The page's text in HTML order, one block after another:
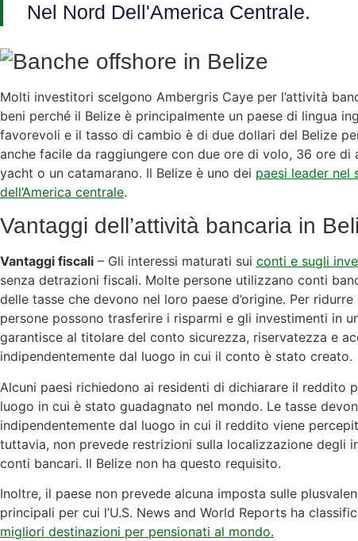
Nel Nord Dell'America Centrale.
Molti investitori scelgono Ambergris Caye per l’attività
beni perché il Belize è principalmente un paese di lingua
favorevoli e il tasso di cambio è di due dollari del Belize
anche facile da raggiungere con due ore di volo, 36 ore di
yacht o un catamarano. Il Belize è uno dei paesi leader nel
dell’America centrale.
Vantaggi dell’attività bancaria in
Vantaggi fiscali – Gli interessi maturati sui conti e sugli
senza detrazioni fiscali. Molte persone utilizzano conti
delle tasse che devono nel loro paese d’origine. Per
persone possono trasferire i risparmi e gli investimenti in
garantisce al titolare del conto sicurezza, riservatezza e
indipendentemente dal luogo in cui il conto è stato creato.
Alcuni paesi richiedono ai residenti di dichiarare il reddito
luogo in cui è stato guadagnato nel mondo. Le tasse
indipendentemente dal luogo in cui il reddito viene
tuttavia, non prevede restrizioni sulla localizzazione degli
conti bancari. Il Belize non ha questo requisito.
Inoltre, il paese non prevede alcuna imposta sulle
principali per cui l’U.S. News and World Reports ha
migliori destinazioni per pensionati al mondo.